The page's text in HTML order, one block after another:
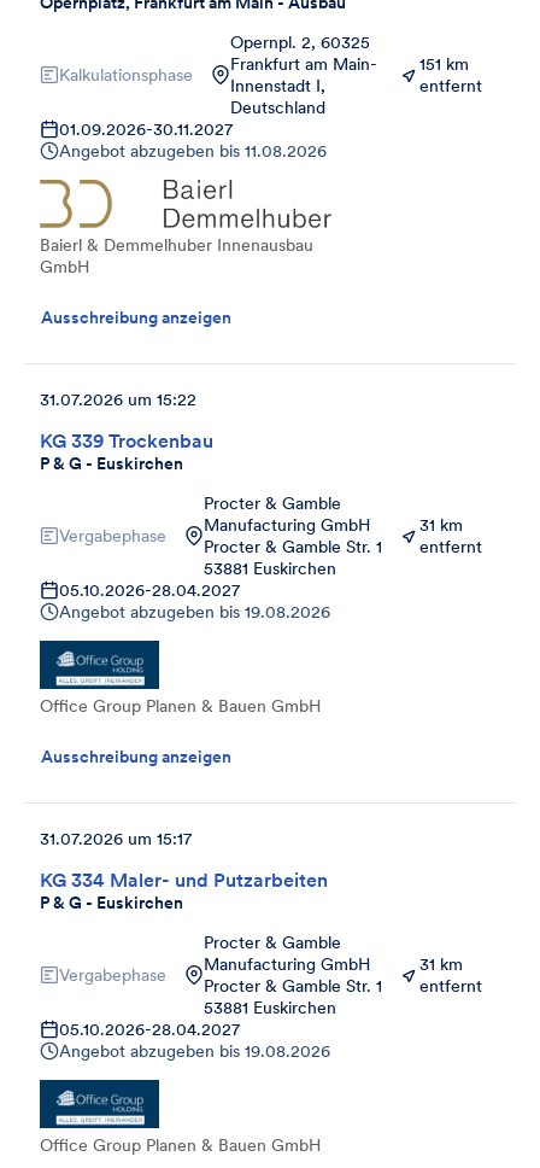
Kalkulationsphase
Opernpl. 2, 60325
Frankfurt am Main-
Innenstadt I,
Deutschland
151 km
entfernt
01.09.2026-30.11.2027
Angebot abzugeben bis 11.08.2026
Baierl & Demmelhuber Innenausbau
GmbH
Ausschreibung anzeigen
KG 339 Trockenbau
P & G - Euskirchen
31.07.2026 um 15:22
Vergabephase
Procter & Gamble
Manufacturing GmbH
Procter & Gamble Str. 1
53881 Euskirchen
31 km
entfernt
05.10.2026-28.04.2027
Angebot abzugeben bis 19.08.2026
Office Group Planen & Bauen GmbH
Ausschreibung anzeigen
KG 334 Maler- und Putzarbeiten
P & G - Euskirchen
31.07.2026 um 15:17
Vergabephase
Procter & Gamble
Manufacturing GmbH
Procter & Gamble Str. 1
53881 Euskirchen
31 km
entfernt
05.10.2026-28.04.2027
Angebot abzugeben bis 19.08.2026
Office Group Planen & Bauen GmbH